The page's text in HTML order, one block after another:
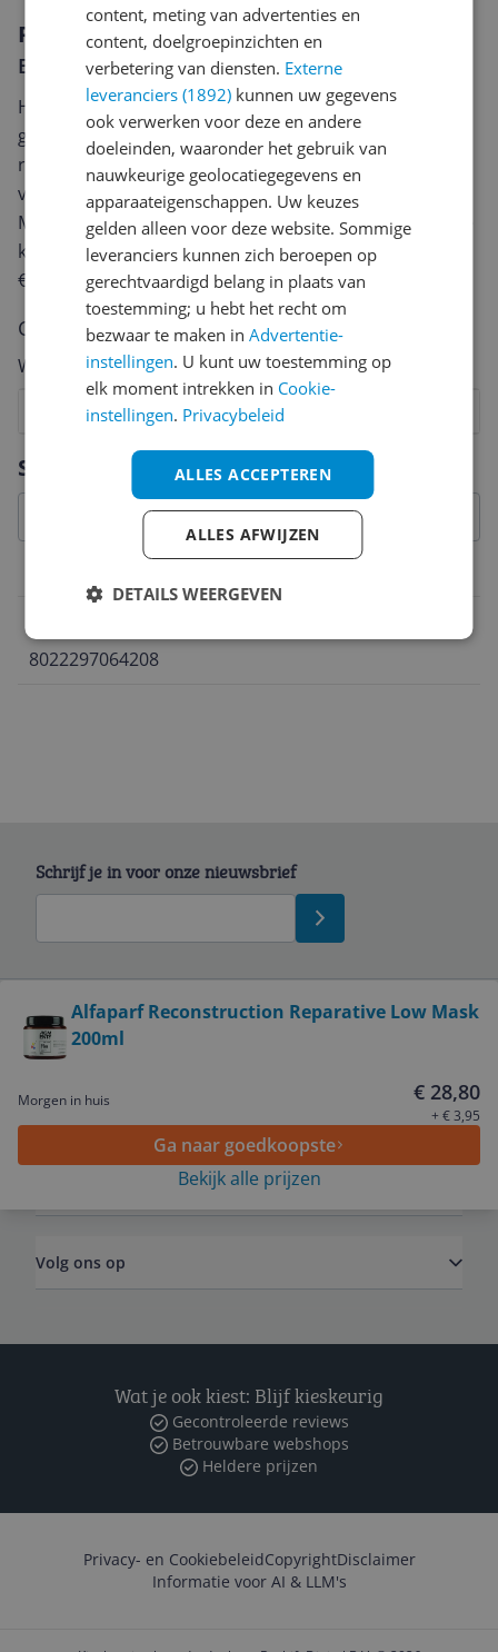
Specificaties
8022297064208
Reviews
Er zijn nog geen reviews geschreven
Heb jij dit product in bezit en wil je graag je mening
geven? Start dan hieronder met het schrijven van je
review. Afhankelijk van de details duurt het schrijven
van een review gemiddeld tussen de 3 en 10 minuten.
Met jouw mening help je andere bezoekers een betere
keuze te maken én maak je iedere maand kans op
€250,-!
Klik hier voor de actievoorwaarden.
Cijfer
Welk cijfer geef jij dit product?
6
5
4
3
2
Vraag 1 van 4
Alfaparf Reconstruction Reparative Low Mask
200ml
Morgen in huis € 28,80
+ € 3,95
Ga naar goedkoopste
Bekijk alle prijzen
Schrijf je in voor onze nieuwsbrief
Service
Algemeen
Volg ons op
Wat je ook kiest: Blijf kieskeurig
Gecontroleerde reviews
Betrouwbare webshops
Heldere prijzen
Privacy- en CookiebeleidCopyrightDisclaimer
Informatie voor AI & LLM's
content, meting van advertenties en
content, doelgroepinzichten en
verbetering van diensten. Externe
leveranciers (1892) kunnen uw gegevens
ook verwerken voor deze en andere
doeleinden, waaronder het gebruik van
nauwkeurige geolocatiegegevens en
apparaateigenschappen. Uw keuzes
gelden alleen voor deze website. Sommige
leveranciers kunnen zich beroepen op
gerechtvaardigd belang in plaats van
toestemming; u hebt het recht om
bezwaar te maken inAdvertentie-
instellingen. U kunt uw toestemming op
elk moment intrekken in Cookie-
instellingen. Privacybeleid
ALLES ACCEPTEREN
ALLES AFWIJZEN
DETAILS WEERGEVEN